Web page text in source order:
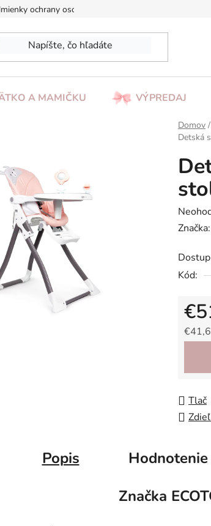
ochrany osobných údajov
A MAMIČKU VÝPREDAJ
Domov /
Detská
je
0,0
Kód:
Tlač
Popis
Hodnotenie
Značka